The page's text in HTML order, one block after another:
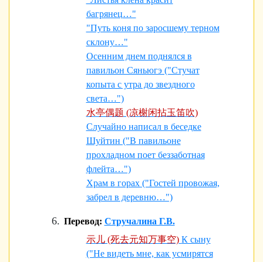
багрянец…"
"Путь коня по заросшему терном
склону…"
Осенним днем поднялся в
павильон Сяньюгэ ("Стучат
копыта с утра до звездного
света…")
水亭偶题 (凉榭闲拈玉笛吹)
Случайно написал в беседке
Шуйтин ("В павильоне
прохладном поет беззаботная
флейта…")
Храм в горах ("Гостей провожая,
забрел в деревню…")
Перевод: Стручалина Г.В.
示儿 (死去元知万事空) К сыну
("Не видеть мне, как усмирятся